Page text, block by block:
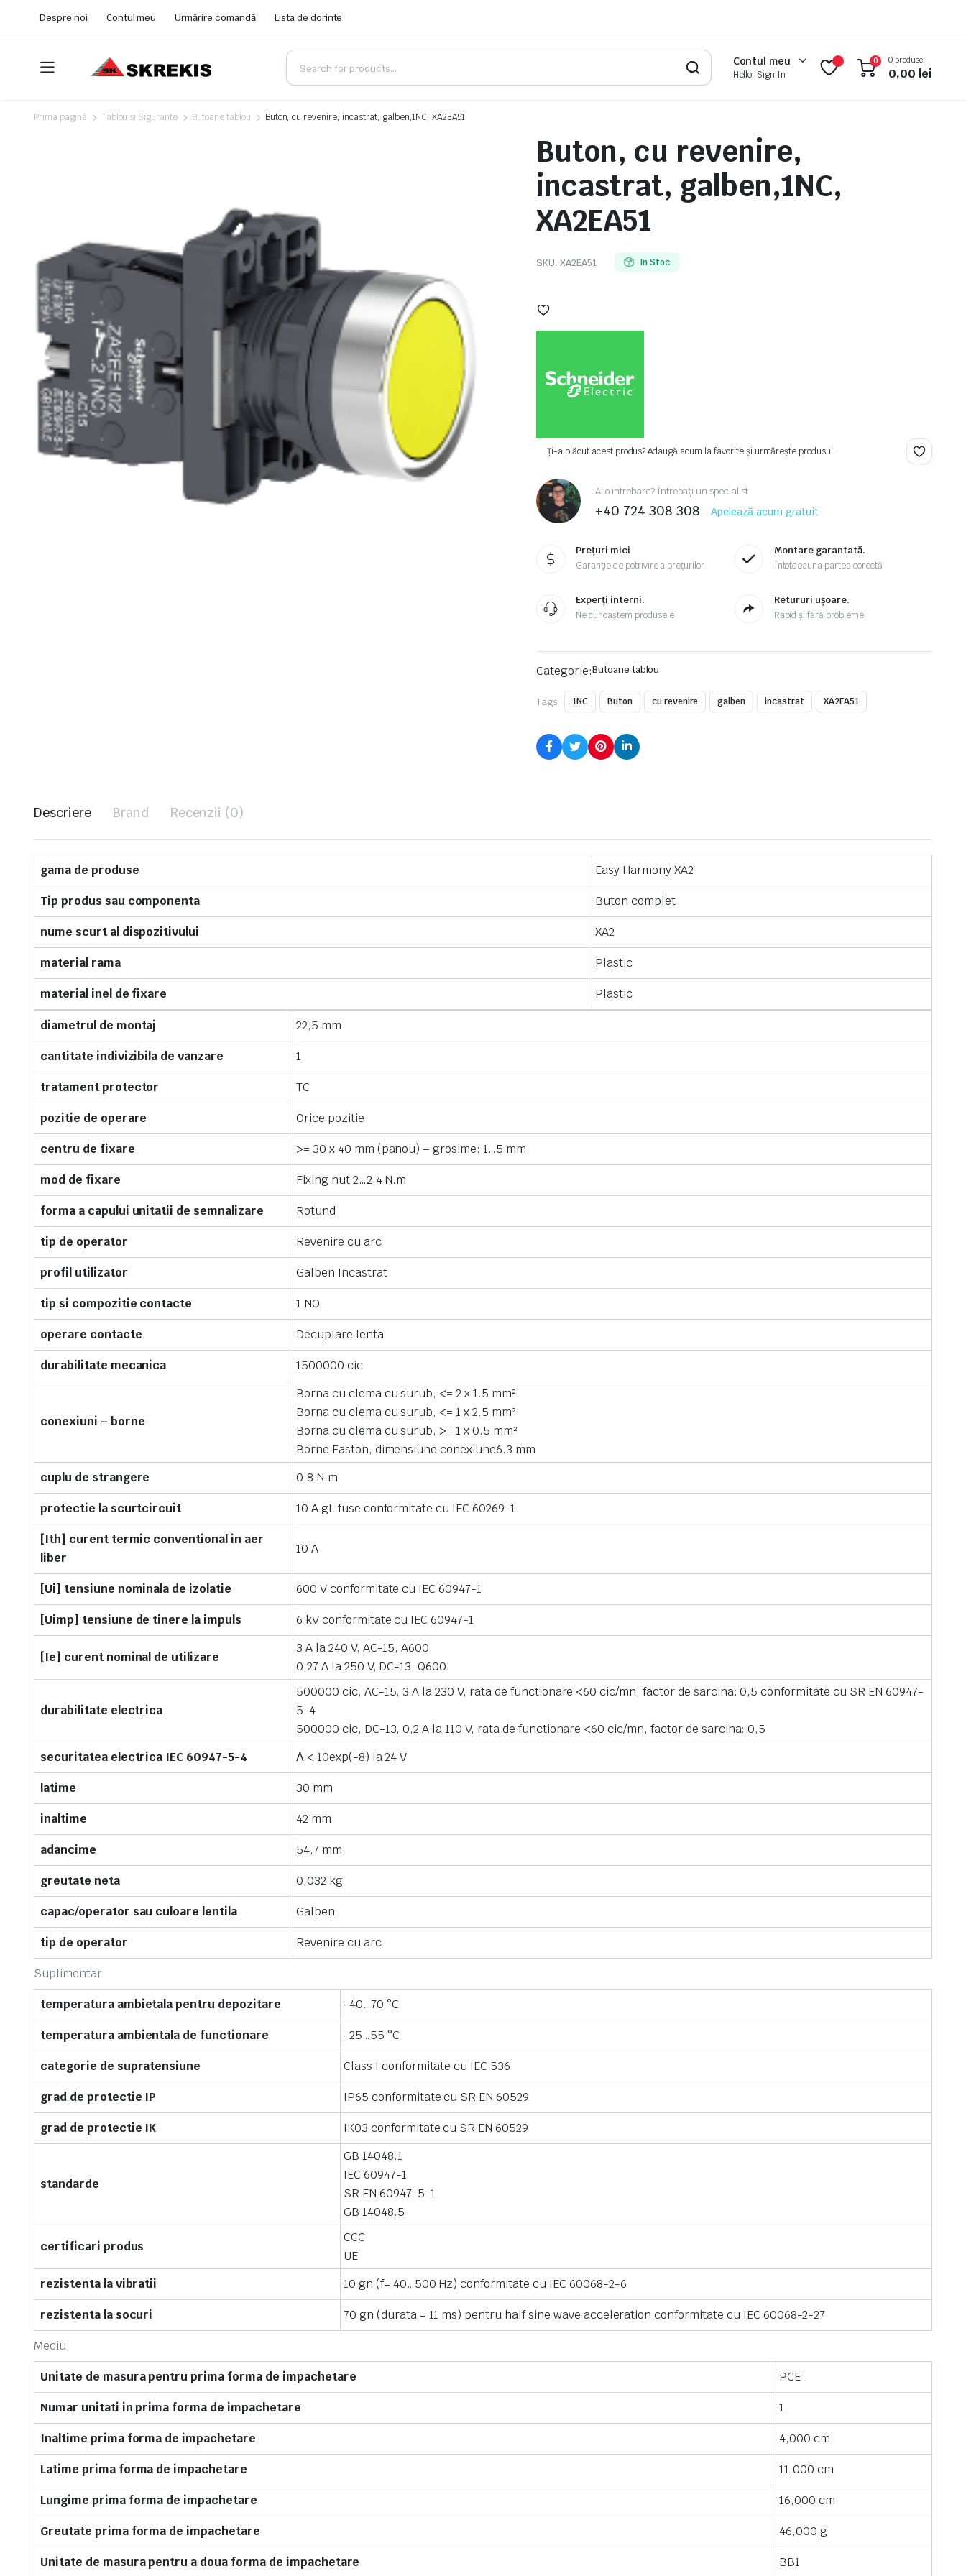
Despre noi Contul meu Urmărire comandă Lista de dorinte
Contul meu
Hello, Sign In
0 0 produse
0,00 lei
Prima pagină Tablou si Sigurante Butoane tablou Buton, cu revenire, incastrat, galben,1NC, XA2EA51
Buton, cu revenire,
incastrat, galben,1NC,
XA2EA51
SKU: XA2EA51 In Stoc
Ți-a plăcut acest produs? Adaugă acum la favorite și urmărește produsul.
Ai o intrebare? Întrebați un specialist
+40 724 308 308 Apelează acum gratuit
Prețuri mici
Garanție de potrivire a prețurilor
Montare garantată.
Întotdeauna partea corectă
Experți interni.
Ne cunoaștem produsele
Retururi ușoare.
Rapid și fără probleme
Categorie:Butoane tablou
Tags: 1NC Buton cu revenire galben incastrat XA2EA51
Descriere Brand Recenzii (0)
gama de produse Easy Harmony XA2
Tip produs sau componenta Buton complet
nume scurt al dispozitivului XA2
material rama Plastic
material inel de fixare Plastic
Suplimentar
diametrul de montaj 22,5 mm
cantitate indivizibila de vanzare 1
tratament protector TC
pozitie de operare Orice pozitie
centru de fixare >= 30 x 40 mm (panou) – grosime: 1…5 mm
mod de fixare Fixing nut 2…2,4 N.m
forma a capului unitatii de semnalizare Rotund
tip de operator Revenire cu arc
profil utilizator Galben Incastrat
tip si compozitie contacte 1 NO
operare contacte Decuplare lenta
durabilitate mecanica 1500000 cic
conexiuni – borne
Borna cu clema cu surub, <= 2 x 1.5 mm²
Borna cu clema cu surub, <= 1 x 2.5 mm²
Borna cu clema cu surub, >= 1 x 0.5 mm²
Borne Faston, dimensiune conexiune6.3 mm
cuplu de strangere
0,8 N.m
protectie la scurtcircuit 10 A gL fuse conformitate cu IEC 60269-1
[Ith] curent termic conventional in aer
liber
10 A
[Ui] tensiune nominala de izolatie 600 V conformitate cu IEC 60947-1
[Uimp] tensiune de tinere la impuls 6 kV conformitate cu IEC 60947-1
[Ie] curent nominal de utilizare
3 A la 240 V, AC-15, A600
0,27 A la 250 V, DC-13, Q600
durabilitate electrica
500000 cic, AC-15, 3 A la 230 V, rata de functionare <60 cic/mn, factor de sarcina: 0,5 conformitate cu SR EN 60947-
5-4
500000 cic, DC-13, 0,2 A la 110 V, rata de functionare <60 cic/mn, factor de sarcina: 0,5
securitatea electrica IEC 60947-5-4
Λ < 10exp(-8) la 24 V
latime 30 mm
inaltime 42 mm
adancime 54,7 mm
greutate neta 0,032 kg
capac/operator sau culoare lentila Galben
tip de operator Revenire cu arc
Mediu
temperatura ambietala pentru depozitare -40…70 °C
temperatura ambientala de functionare -25…55 °C
categorie de supratensiune Class I conformitate cu IEC 536
grad de protectie IP IP65 conformitate cu SR EN 60529
grad de protectie IK IK03 conformitate cu SR EN 60529
standarde
GB 14048.1
IEC 60947-1
SR EN 60947-5-1
GB 14048.5
certificari produs
CCC
UE
rezistenta la vibratii
10 gn (f= 40…500 Hz) conformitate cu IEC 60068-2-6
rezistenta la socuri 70 gn (durata = 11 ms) pentru half sine wave acceleration conformitate cu IEC 60068-2-27
Unitate de masura pentru prima forma de impachetare PCE
Numar unitati in prima forma de impachetare 1
Inaltime prima forma de impachetare 4,000 cm
Latime prima forma de impachetare 11,000 cm
Lungime prima forma de impachetare 16,000 cm
Greutate prima forma de impachetare 46,000 g
Unitate de masura pentru a doua forma de impachetare BB1